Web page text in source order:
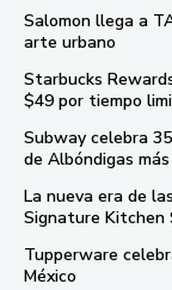
Salomon llega a
arte urbano
Starbucks
$49 por tiempo
Subway celebra
de Albóndigas
La nueva era de
Signature Kitchen
Tupperware
México